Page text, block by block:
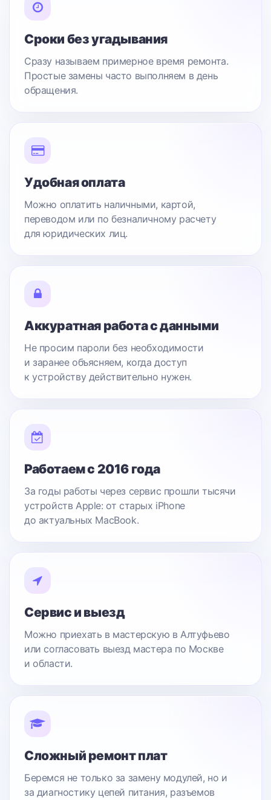
Сроки без угадывания
Сразу называем примерное время ремонта.
Простые замены часто выполняем в день
обращения.
Удобная оплата
Можно оплатить наличными, картой,
переводом или по безналичному расчету
для юридических лиц.
Аккуратная работа с данными
Не просим пароли без необходимости
и заранее объясняем, когда доступ
к устройству действительно нужен.
Работаем с 2016 года
За годы работы через сервис прошли тысячи
устройств Apple: от старых iPhone
до актуальных MacBook.
Сервис и выезд
Можно приехать в мастерскую в Алтуфьево
или согласовать выезд мастера по Москве
и области.
Сложный ремонт плат
Беремся не только за замену модулей, но и
за диагностику цепей питания, разъемов